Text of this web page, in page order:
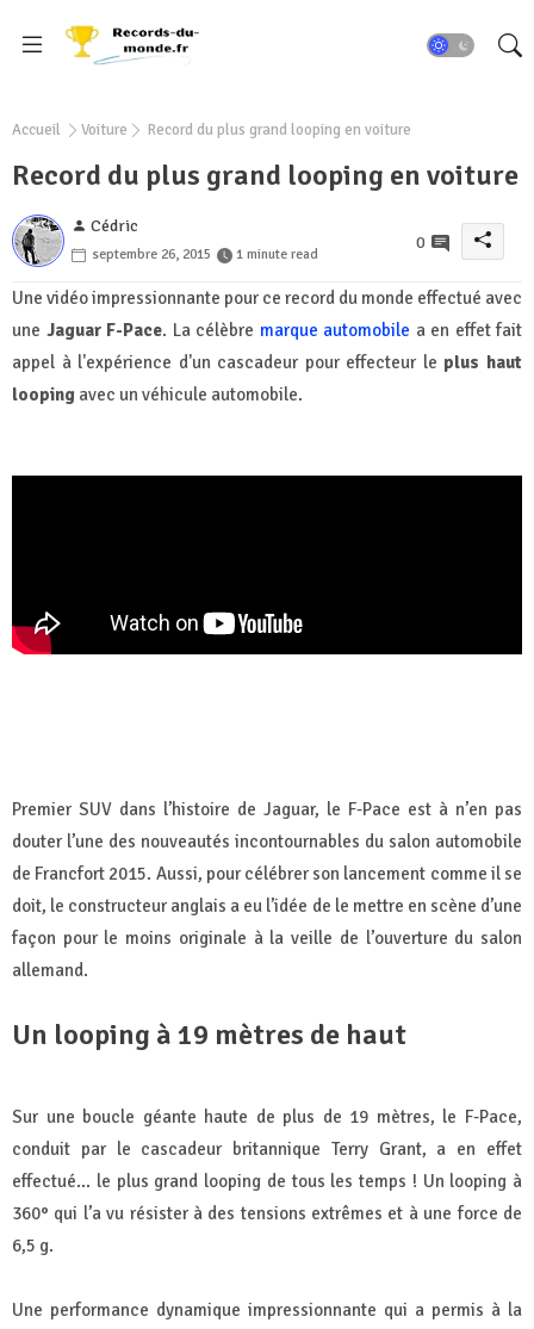
Accueil Voiture Record du plus grand looping en voiture
Record du plus grand looping en voiture
Cédric
septembre 26, 2015 1 minute read
0
Une vidéo impressionnante pour ce record du monde effectué avec
une Jaguar F-Pace. La célèbre marque automobile a en effet fait
appel à l'expérience d'un cascadeur pour effecteur le plus haut
looping avec un véhicule automobile.
Premier SUV dans l’histoire de Jaguar, le F-Pace est à n’en pas
douter l’une des nouveautés incontournables du salon automobile
de Francfort 2015. Aussi, pour célébrer son lancement comme il se
doit, le constructeur anglais a eu l’idée de le mettre en scène d’une
façon pour le moins originale à la veille de l’ouverture du salon
allemand.
Un looping à 19 mètres de haut
Sur une boucle géante haute de plus de 19 mètres, le F-Pace,
conduit par le cascadeur britannique Terry Grant, a en effet
effectué... le plus grand looping de tous les temps ! Un looping à
360° qui l’a vu résister à des tensions extrêmes et à une force de
6,5 g.
Une performance dynamique impressionnante qui a permis à la